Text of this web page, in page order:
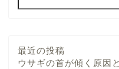
最近の投稿
ウサギの首が傾く原因